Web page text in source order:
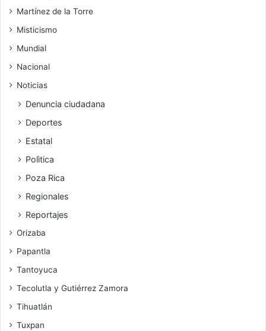
Martínez de la Torre
Misticismo
Mundial
Nacional
Noticias
Denuncia ciudadana
Deportes
Estatal
Polìtica
Poza Rica
Regionales
Reportajes
Orizaba
Papantla
Tantoyuca
Tecolutla y Gutiérrez Zamora
Tihuatlán
Tuxpan